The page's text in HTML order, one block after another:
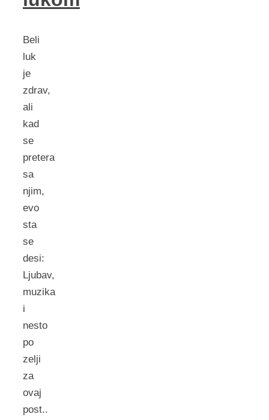
Beli
luk
je
zdrav,
ali
kad
se
pretera
sa
njim,
evo
sta
se
desi:
Ljubav,
muzika
i
nesto
po
zelji
za
ovaj
post..